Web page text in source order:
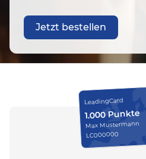
Jetzt bestellen
LeadingCard
1.000 Punkte
Max Mustermann
LC000000